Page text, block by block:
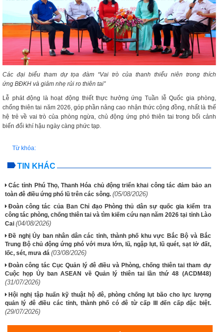
Các đại biểu tham dự tọa đàm “Vai trò của thanh thiếu niên trong thích
ứng BĐKH và giảm nhẹ rủi ro thiên tai”
Lễ phát động là hoạt động thiết thực hưởng ứng Tuần lễ Quốc gia phòng,
chống thiên tai năm 2026, góp phần nâng cao nhận thức cộng đồng, nhất là thế
hệ trẻ về vai trò của phòng ngừa, chủ động ứng phó thiên tai trong bối cảnh
biến đổi khí hậu ngày càng phức tạp.
Từ khóa:
TIN KHÁC
Các tỉnh Phú Thọ, Thanh Hóa chủ động triển khai công tác đảm bảo an
toàn đê điều ứng phó lũ trên các sông. (05/08/2026)
Đoàn công tác của Ban Chỉ đạo Phòng thủ dân sự quốc gia kiểm tra
công tác phòng, chống thiên tai và tìm kiếm cứu nạn năm 2026 tại tỉnh Lào
Cai (04/08/2026)
Đề nghị Ủy ban nhân dân các tỉnh, thành phố khu vực Bắc Bộ và Bắc
Trung Bộ chủ động ứng phó với mưa lớn, lũ, ngập lụt, lũ quét, sạt lở đất,
lốc, sét, mưa đá (03/08/2026)
Đoàn công tác Cục Quản lý đê điều và Phòng, chống thiên tai tham dự
Cuộc họp Ủy ban ASEAN về Quản lý thiên tai lần thứ 48 (ACDM48)
(31/07/2026)
Hội nghị tập huấn kỹ thuật hộ đê, phòng chống lụt bão cho lực lượng
quản lý đê điều các tỉnh, thành phố có đê từ cấp III đến cấp đặc biệt.
(29/07/2026)